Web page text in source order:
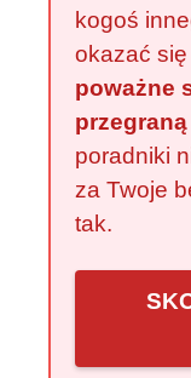
kogoś
okazać
poważne
poradniki
za Twoje
tak.